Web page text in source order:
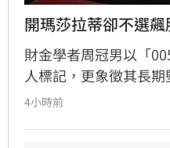
開瑪莎拉蒂卻不選
財金學者周冠男以「
人標記，更象徵其長
他透過學術研究與親身
4小時前